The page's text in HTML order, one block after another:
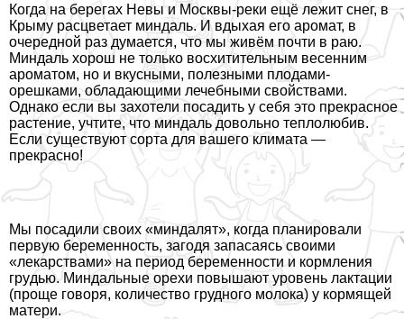
Когда на берегах Невы и Москвы-реки ещё лежит снег, в
Крыму расцветает миндаль. И вдыхая его аромат, в
очередной раз думается, что мы живём почти в раю.
Миндаль хорош не только восхитительным весенним
ароматом, но и вкусными, полезными плодами-
орешками, обладающими лечебными свойствами.
Однако если вы захотели посадить у себя это прекрасное
растение, учтите, что миндаль довольно теплолюбив.
Если существуют сорта для вашего климата —
прекрасно!
Мы посадили своих «миндалят», когда планировали
первую беременность, загодя запасаясь своими
«лекарствами» на период беременности и кормления
гpyдью. Миндальные орехи повышают уровень лактации
(проще говоря, количество грудного молока) у кормящей
матери.